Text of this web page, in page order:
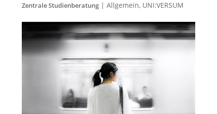
Zentrale Studienberatung| Allgemein, UNI:VERSUM